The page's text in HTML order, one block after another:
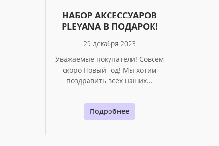
НАБОР АКСЕССУАРОВ
PLEYANA В ПОДАРОК!
29 декабря 2023
Уважаемые покупатели! Совсем
скоро Новый год! Мы хотим
поздравить всех наших...
Подробнее